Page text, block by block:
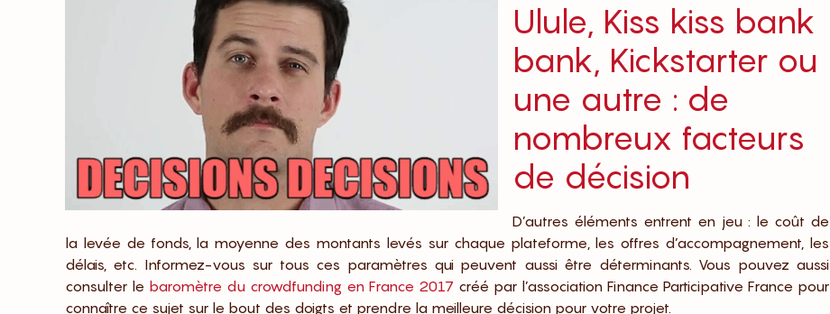
Ulule, Kiss kiss bank
bank, Kickstarter ou
une autre : de
nombreux facteurs
de décision
D’autres éléments entrent en jeu : le coût de
la levée de fonds, la moyenne des montants levés sur chaque plateforme, les offres d’accompagnement, les
délais, etc. Informez-vous sur tous ces paramètres qui peuvent aussi être déterminants. Vous pouvez aussi
consulter le baromètre du crowdfunding en France 2017 créé par l’association Finance Participative France pour
connaître ce sujet sur le bout des doigts et prendre la meilleure décision pour votre projet.